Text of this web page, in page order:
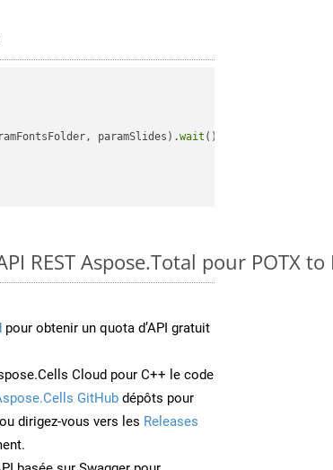
paramSlides).wait ();
REST Aspose.Total pour POTX to
pour obtenir un quota d’API gratuit
Cloud pour C++ le code
GitHub dépôts pour
dirigez-vous vers les Releases